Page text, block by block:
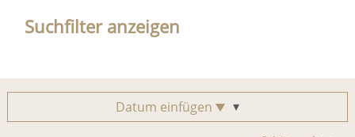
Suchfilter anzeigen
Datum einfügen